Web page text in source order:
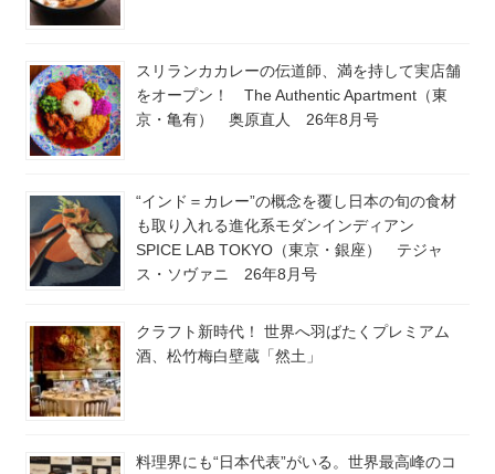
スリランカカレーの伝道師、満を持して実店舗
をオープン！ The Authentic Apartment（東
京・亀有） 奥原直人 26年8月号
“インド＝カレー”の概念を覆し日本の旬の食材
も取り入れる進化系モダンインディアン
SPICE LAB TOKYO（東京・銀座） テジャ
ス・ソヴァニ 26年8月号
クラフト新時代！ 世界へ羽ばたくプレミアム
酒、松竹梅白壁蔵「然土」
料理界にも“日本代表”がいる。世界最高峰のコ